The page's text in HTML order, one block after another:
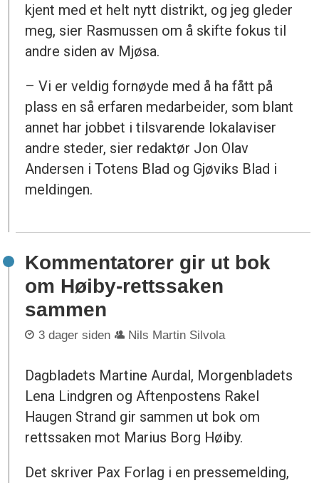
kjent med et helt nytt distrikt, og jeg gleder
meg, sier Rasmussen om å skifte fokus til
andre siden av Mjøsa.
– Vi er veldig fornøyde med å ha fått på
plass en så erfaren medarbeider, som blant
annet har jobbet i tilsvarende lokalaviser
andre steder, sier redaktør Jon Olav
Andersen i Totens Blad og Gjøviks Blad i
meldingen.
Kommentatorer gir ut bok
om Høiby-rettssaken
sammen
3 dager siden Nils Martin Silvola
Dagbladets Martine Aurdal, Morgenbladets
Lena Lindgren og Aftenpostens Rakel
Haugen Strand gir sammen ut bok om
rettssaken mot Marius Borg Høiby.
Det skriver Pax Forlag i en pressemelding,